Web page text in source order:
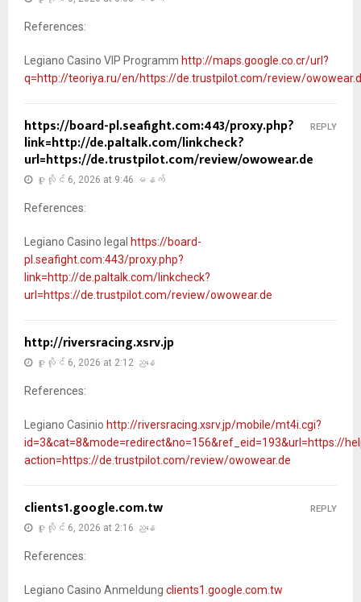
References:
Legiano Casino VIP Programm http://maps.google.co.cr/url?
q=http://teoriya.ru/en/https://de.trustpilot.com/review/
https://board-pl.seafight.com:443/proxy.php?
link=http://de.paltalk.com/linkcheck?
url=https://de.trustpilot.com/review/owowear.de
ဇူလိုင် 6, 2026 at 9:46 မနက်
References:
Legiano Casino legal https://board-
pl.seafight.com:443/proxy.php?
link=http://de.paltalk.com/linkcheck?
url=https://de.trustpilot.com/review/owowear.de
REPLY
http://riversracing.xsrv.jp
ဇူလိုင် 6, 2026 at 2:12 ညနေ
References:
Legiano Casinio http://riversracing.xsrv.jp/mobile/mt4i.cgi?
id=3&cat=8&mode=redirect&no=156&ref_eid=193&url=https://
action=https://de.trustpilot.com/review/owowear.de
clients1.google.com.tw
ဇူလိုင် 6, 2026 at 2:16 ညနေ
References:
Legiano Casino Anmeldung clients1.google.com.tw
REPLY